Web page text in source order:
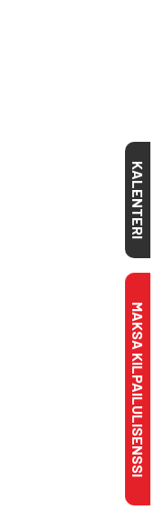
KALENTERI
MAKSA KILPAILULISENSSI